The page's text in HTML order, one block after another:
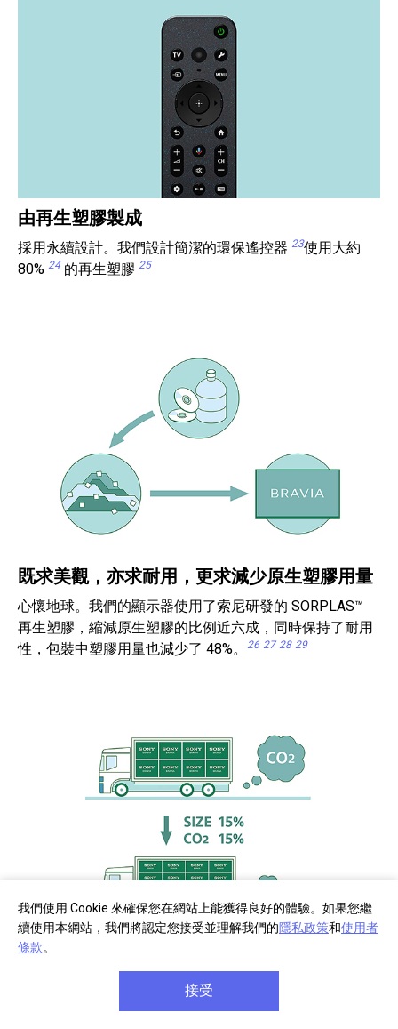
我們使用 Cookie 來確保您在網站上能獲得良好的體驗。如果您繼
續使用本網站，我們將認定您接受並理解我們的隱私政策和使用者
條款。
接受
由再生塑膠製成
採用永續設計。我們設計簡潔的環保遙控器 23使用大約
80% 24 的再生塑膠 25
既求美觀，亦求耐用，更求減少原生塑膠用量
心懷地球。我們的顯示器使用了索尼研發的 SORPLAS™
再生塑膠，縮減原生塑膠的比例近六成，同時保持了耐用
性，包裝中塑膠用量也減少了 48%。
26 27 28 29
簡化包裝，降低碳排
我們的包裝體積縮小 15%，重量減少 12%，不但最佳化運
輸效率，CO2 排放量也降低 15% 之多。